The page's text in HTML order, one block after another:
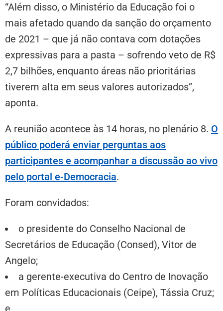
“Além disso, o Ministério da Educação foi o
mais afetado quando da sanção do orçamento
de 2021 – que já não contava com dotações
expressivas para a pasta – sofrendo veto de R$
2,7 bilhões, enquanto áreas não prioritárias
tiverem alta em seus valores autorizados”,
aponta.
A reunião acontece às 14 horas, no plenário 8. O
público poderá enviar perguntas aos
participantes e acompanhar a discussão ao vivo
pelo portal e-Democracia.
Foram convidados:
o presidente do Conselho Nacional de
Secretários de Educação (Consed), Vitor de
Angelo;
a gerente-executiva do Centro de Inovação
em Políticas Educacionais (Ceipe), Tássia Cruz;
e